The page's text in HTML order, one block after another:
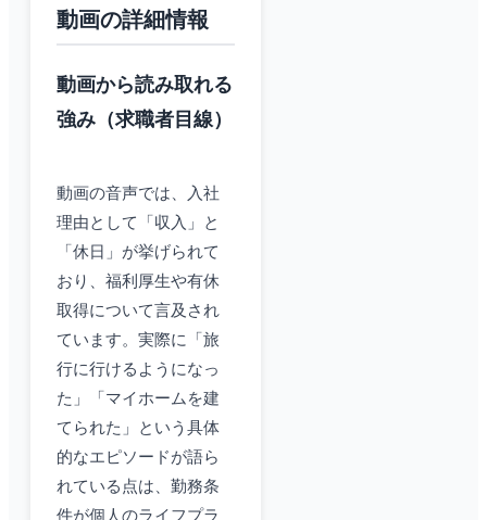
動画の詳細情報
動画から読み取れる
強み（求職者目線）
動画の音声では、入社
理由として「収入」と
「休日」が挙げられて
おり、福利厚生や有休
取得について言及され
ています。実際に「旅
行に行けるようになっ
た」「マイホームを建
てられた」という具体
的なエピソードが語ら
れている点は、勤務条
件が個人のライフプラ